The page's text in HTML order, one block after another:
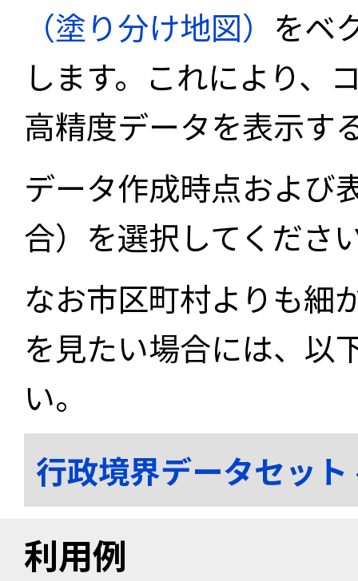
（塗り分け地図） をベ
します。これにより、
高精度データを表示す
データ作成時点および
合）を選択してくださ
なお市区町村よりも細
を見たい場合には、以
い。
行政境界データセッ
利用例